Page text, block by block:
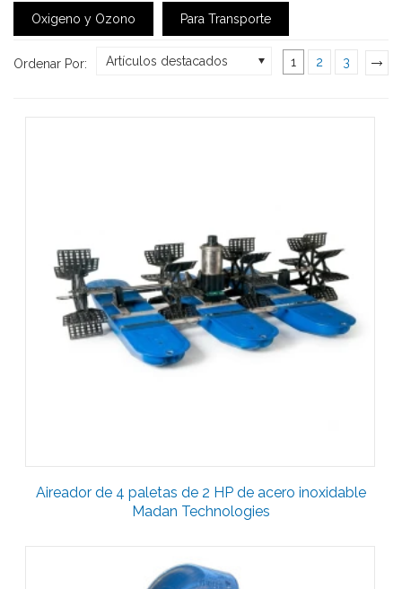
Oxigeno y Ozono Para Transporte
Ordenar Por: Artículos destacados 1 2 3
Aireador de 4 paletas de 2 HP de acero inoxidable
Madan Technologies